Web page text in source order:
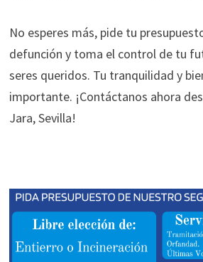
No esperes más, pide tu
defunción y toma el control de tu
seres queridos. Tu tranquilidad y
importante. ¡Contáctanos ahora
Jara, Sevilla!